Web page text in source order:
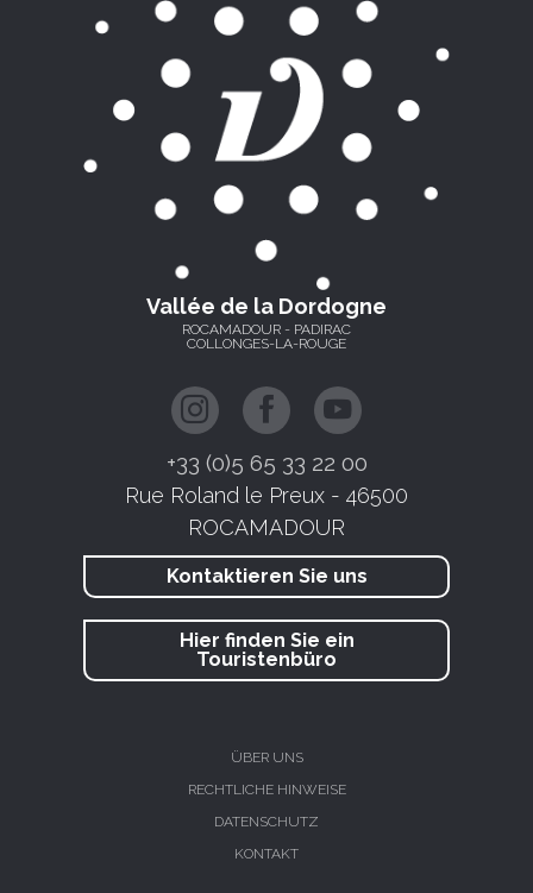
Vallée de la Dordogne
ROCAMADOUR - PADIRAC
COLLONGES-LA-ROUGE
+33 (0)5 65 33 22 00
Rue Roland le Preux - 46500
ROCAMADOUR
Kontaktieren Sie uns
Hier finden Sie ein
Touristenbüro
ÜBER UNS
RECHTLICHE HINWEISE
DATENSCHUTZ
KONTAKT